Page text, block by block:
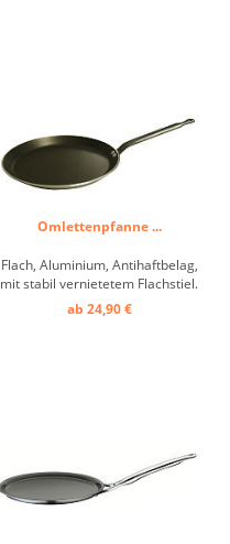
Omlettenpfanne ...
Flach, Aluminium, Antihaftbelag,
mit stabil vernietetem Flachstiel.
Die Crepes lassen sich leicht
wenden und gleiten problemlos
ab 24,90 €